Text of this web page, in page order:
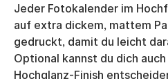
Jeder Fotokalender im
auf extra dickem, mattem
gedruckt, damit du leicht
Optional kannst du dich
Hochglanz-Finish